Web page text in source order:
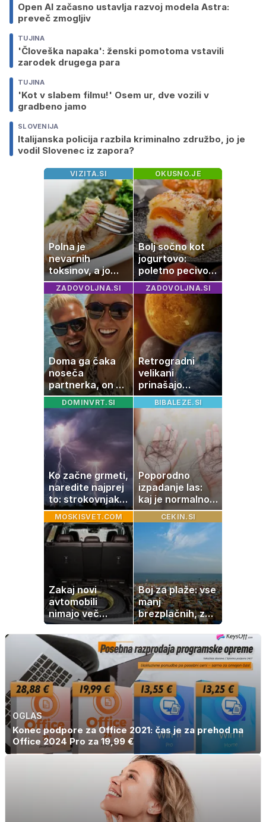
Open AI začasno ustavlja razvoj modela Astra:
preveč zmogljiv
TUJINA
'Človeška napaka': ženski pomotoma vstavili
zarodek drugega para
TUJINA
'Kot v slabem filmu!' Osem ur, dve vozili v
gradbeno jamo
SLOVENIJA
Italijanska policija razbila kriminalno združbo, jo je
vodil Slovenec iz zapora?
VIZITA.SI
Polna je
nevarnih
toksinov, a jo
imamo vsi radi:
to je najbolj
nezdrava riba, ki
jo mnogi redno
uživajo
OKUSNO.JE
Bolj sočno kot
jogurtovo:
poletno pecivo,
ki vedno uspe
ZADOVOLJNA.SI
Doma ga čaka
noseča
partnerka, on pa
dopustuje z
drugo
ZADOVOLJNA.SI
Retrogradni
velikani
prinašajo
pomembne
premike – kaj
pomeni, da so
Saturn, Neptun
in Pluton hkrati
retrogradni?
DOMINVRT.SI
Ko začne grmeti,
naredite najprej
to: strokovnjaki
opozarjajo na
pogosto napako
BIBALEZE.SI
Poporodno
izpadanje las:
kaj je normalno
in kako si
pomagati
MOSKISVET.COM
Zakaj novi
avtomobili
nimajo več
rezervne gume?
CEKIN.SI
Boj za plaže: vse
manj
brezplačnih, za
ležalnik in
senčnik tudi več
kot 40 evrov
OGLAS
Konec podpore za Office 2021: čas je za prehod na
Office 2024 Pro za 19,99 €